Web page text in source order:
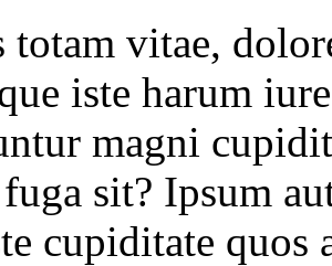
vitae,
iste harum
magni
sit? Ipsum
cupiditate quos